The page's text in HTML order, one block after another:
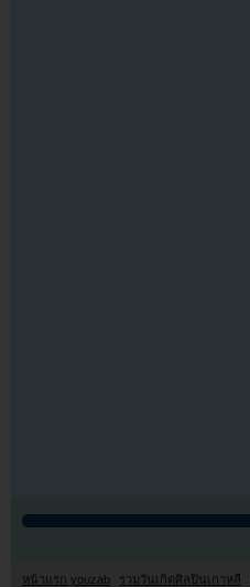
หน้าแรก youzab รวมวันเกิดศิลปินเกาหลี